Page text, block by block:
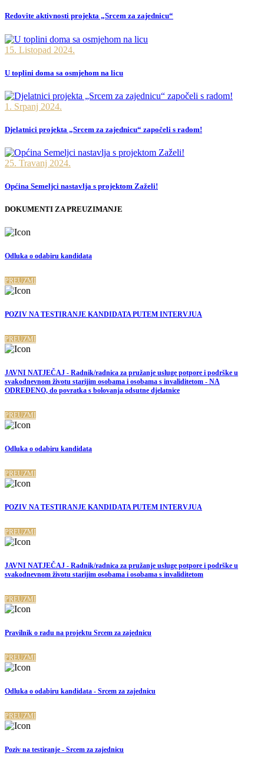
Redovite aktivnosti projekta „Srcem za zajednicu“
15. Listopad 2024.
U toplini doma sa osmjehom na licu
1. Srpanj 2024.
Djelatnici projekta „Srcem za zajednicu“ započeli s radom!
25. Travanj 2024.
Općina Semeljci nastavlja s projektom Zaželi!
DOKUMENTI ZA PREUZIMANJE
Odluka o odabiru kandidata
PREUZMI
POZIV NA TESTIRANJE KANDIDATA PUTEM INTERVJUA
PREUZMI
JAVNI NATJEČAJ - Radnik/radnica za pružanje usluge potpore i podrške u
svakodnevnom životu starijim osobama i osobama s invaliditetom - NA
ODREĐENO, do povratka s bolovanja odsutne djelatnice
PREUZMI
Odluka o odabiru kandidata
PREUZMI
POZIV NA TESTIRANJE KANDIDATA PUTEM INTERVJUA
PREUZMI
JAVNI NATJEČAJ - Radnik/radnica za pružanje usluge potpore i podrške u
svakodnevnom životu starijim osobama i osobama s invaliditetom
PREUZMI
Pravilnik o radu na projektu Srcem za zajednicu
PREUZMI
Odluka o odabiru kandidata - Srcem za zajednicu
PREUZMI
Poziv na testiranje - Srcem za zajednicu